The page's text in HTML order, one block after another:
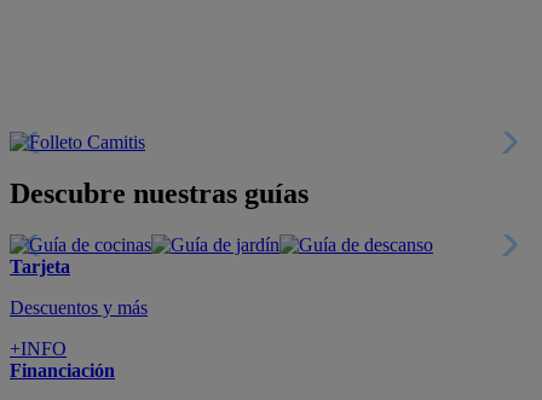
Descubre nuestras guías
Tarjeta
Descuentos y más
+INFO
Financiación